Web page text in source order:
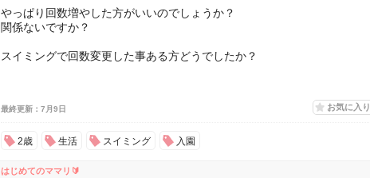
やっぱり回数増やした方がいいのでしょうか？
関係ないですか？
スイミングで回数変更した事ある方どうでしたか？
最終更新：7月9日 お気に入り
2歳 生活 スイミング 入園
はじめてのママリ🔰